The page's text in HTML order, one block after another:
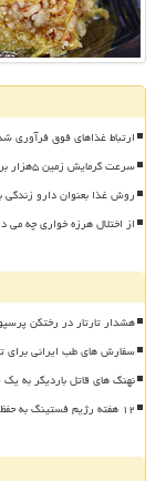
ارتباط غذاهای فوق فرآوری
سرعت گرمایش زمین ۵هزار برابر بیش از توان سازگاری گیاه برنج است
روش غذا بعنوان دارو زندگی
از اختلال هرزه خواری چه می
هشدار تارتار در رختکن
سفارش های طب ایرانی برای
نهنگ های قاتل باردیگر به یک
۱۲ هفته رژیم فستینگ به حفظ کاهش وزن در یک سال بعد کمک نماید